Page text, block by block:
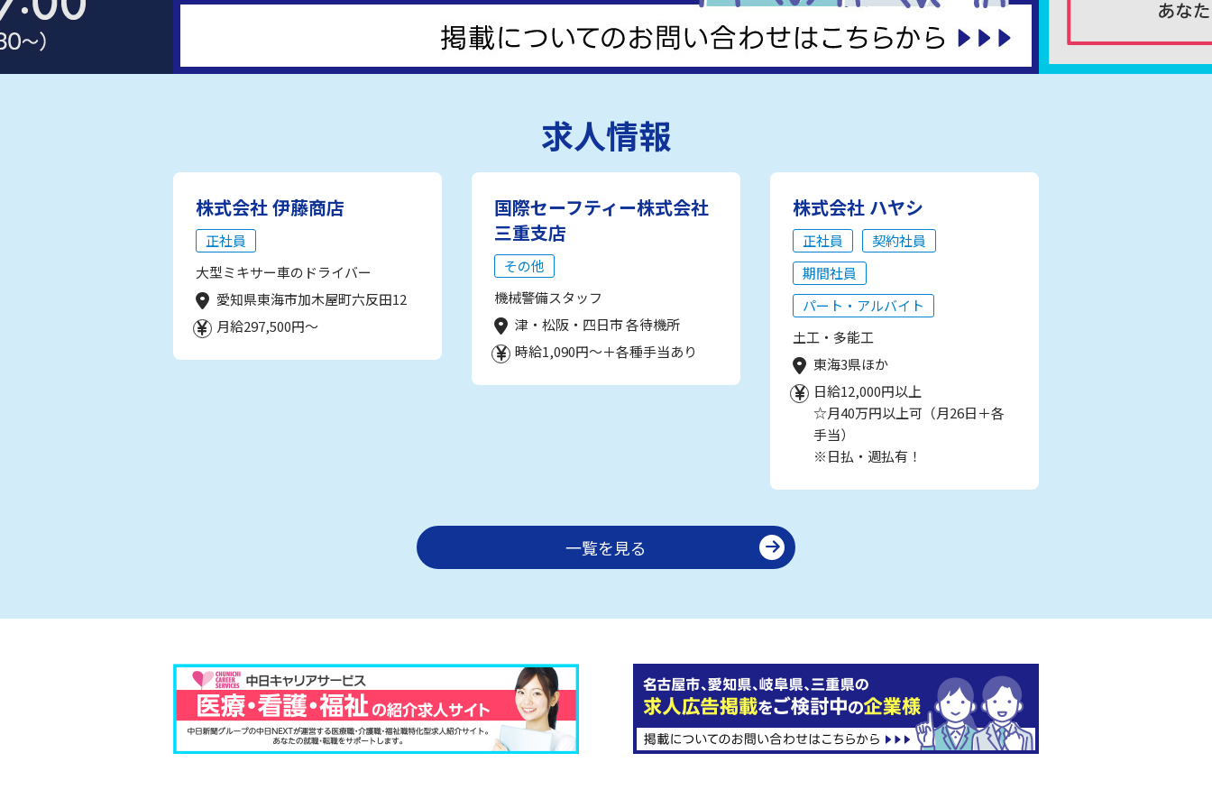
求人情報
株式会社 伊藤商店
正社員
大型ミキサー車のドライバー
愛知県東海市加木屋町六反田12
月給297,500円～
国際セーフティー株式会社
三重支店
その他
機械警備スタッフ
津・松阪・四日市 各待機所
時給1,090円～＋各種手当あり
株式会社 ハヤシ
正社員
契約社員
期間社員
パート・アルバイト
土工・多能工
東海3県ほか
日給12,000円以上
☆月40万円以上可（月26日＋各
手当）
※日払・週払有！
一覧を見る